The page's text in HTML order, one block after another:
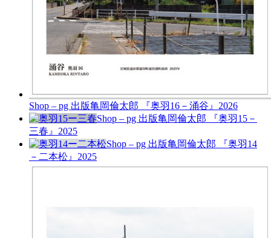
Shop – pg 出版亀岡倫太郎 『奥羽16－涌谷』 2026
Shop – pg 出版亀岡倫太郎 『奥羽15－
三春』 2025
Shop – pg 出版亀岡倫太郎 『奥羽14
－二本松』 2025